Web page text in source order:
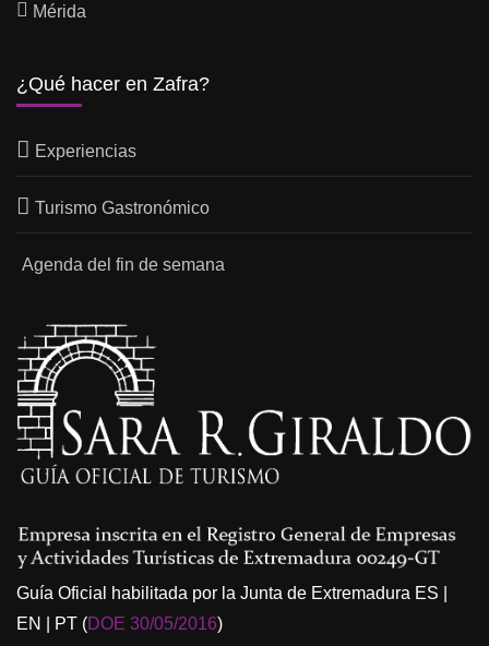
Mérida
¿Qué hacer en Zafra?
Experiencias
Turismo Gastronómico
Agenda del fin de semana
Guía Oficial habilitada por la Junta de Extremadura ES |
EN | PT (DOE 30/05/2016)